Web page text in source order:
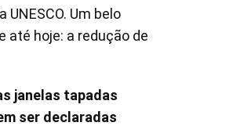
Um belo
até hoje: a redução de
janelas tapadas
ser declaradas